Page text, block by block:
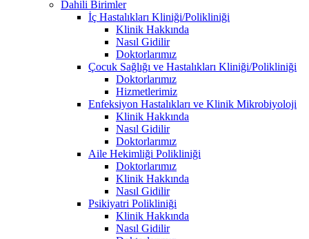
Dahili Birimler
İç Hastalıkları Kliniği/Polikliniği
Klinik Hakkında
Nasıl Gidilir
Doktorlarımız
Çocuk Sağlığı ve Hastalıkları Kliniği/Polikliniği
Doktorlarımız
Hizmetlerimiz
Enfeksiyon Hastalıkları ve Klinik Mikrobiyoloji
Klinik Hakkında
Nasıl Gidilir
Doktorlarımız
Aile Hekimliği Polikliniği
Doktorlarımız
Klinik Hakkında
Nasıl Gidilir
Psikiyatri Polikliniği
Klinik Hakkında
Nasıl Gidilir